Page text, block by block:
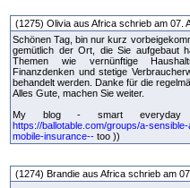
(1275) Olivia aus Africa schrieb am 07.
Schönen Tag, bin nur kurz
gemütlich der Ort, die Sie aufgebaut
Themen wie vernünftige
Finanzdenken und stetige
behandelt werden. Danke für die
Alles Gute, machen Sie weiter.
My blog - smart
https://ballotable.com/groups/a-
mobile-insurance-- too ))
(1274) Brandie aus Africa schrieb am